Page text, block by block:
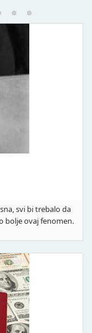
svi bi trebalo da
bolje ovaj fenomen.